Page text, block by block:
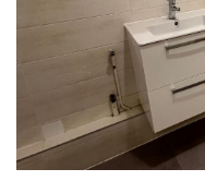
Prénom
Téléphone